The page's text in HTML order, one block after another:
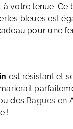
votre tenue. Ce
bleues est
pour une
est résistant et
des Bagues en
!